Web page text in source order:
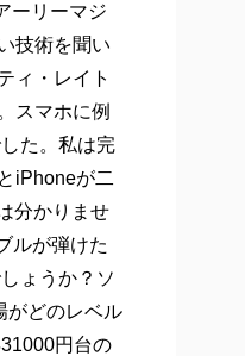
ーリーマジ
技術を聞い
ィ・レイト
スマホに例
た。私は完
iPhoneが二
分かりませ
ルが弾けた
ょうか？ソ
がどのレベル
円台の